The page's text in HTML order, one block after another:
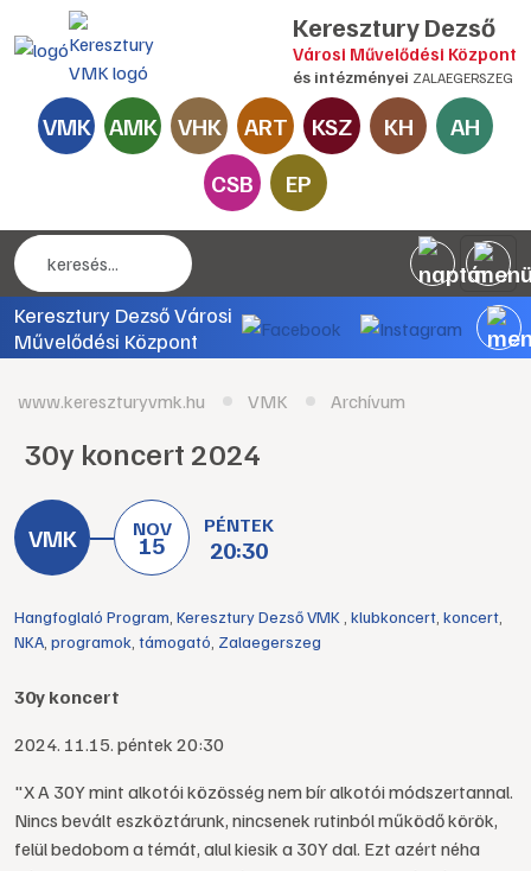
Keresztury Dezső
Városi Művelődési Központ
és intézményei ZALAEGERSZEG
VMK AMK VHK ART KSZ KH
AH
CSB
EP
Keresztury Dezső Városi
Művelődési Központ
www.kereszturyvmk.hu VMK Archívum
30y koncert 2024
NOV
15
PÉNTEK
20:30
Hangfoglaló Program Keresztury Dezső VMK klubkoncert koncert
NKA programok támogató Zalaegerszeg
30y koncert
2024. 11.15. péntek 20:30
"X A 30Y mint alkotói közösség nem bír alkotói módszertannal.
Nincs bevált eszköztárunk, nincsenek rutinból működő körök,
felül bedobom a témát, alul kiesik a 30Y dal. Ezt azért néha